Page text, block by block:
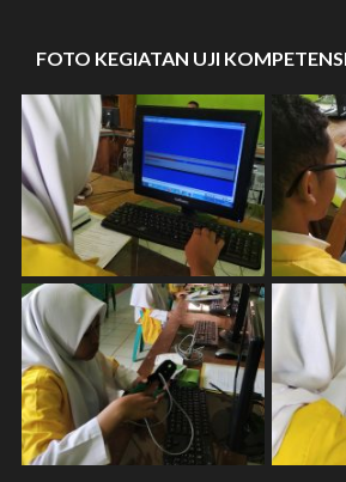
FOTO KEGIATAN UJI KOMPETENSI